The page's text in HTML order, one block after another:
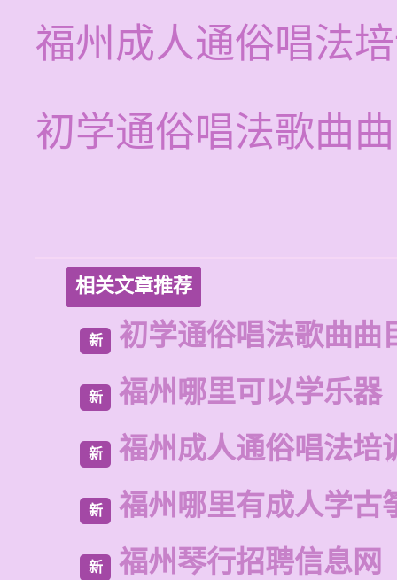
福州成人通俗唱法
初学通俗唱法歌曲
相关文章推荐
新 初学通俗唱法歌曲曲
新 福州哪里可以学乐器
新 福州成人通俗唱法培
新 福州哪里有成人学古
新 福州琴行招聘信息网